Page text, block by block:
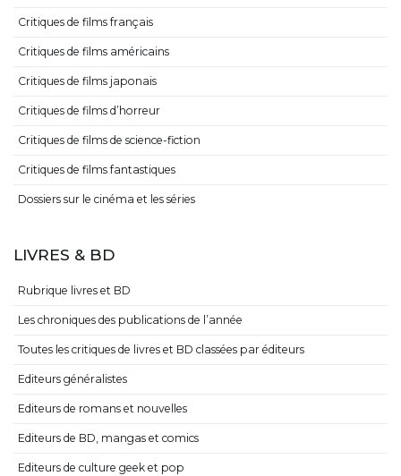
Critiques de films français
Critiques de films américains
Critiques de films japonais
Critiques de films d’horreur
Critiques de films de science-fiction
Critiques de films fantastiques
Dossiers sur le cinéma et les séries
LIVRES & BD
Rubrique livres et BD
Les chroniques des publications de l’année
Toutes les critiques de livres et BD classées par éditeurs
Editeurs généralistes
Editeurs de romans et nouvelles
Editeurs de BD, mangas et comics
Editeurs de culture geek et pop